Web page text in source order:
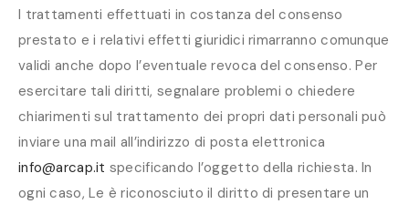
I trattamenti effettuati in costanza del consenso
prestato e i relativi effetti giuridici rimarranno comunque
validi anche dopo l’eventuale revoca del consenso. Per
esercitare tali diritti, segnalare problemi o chiedere
chiarimenti sul trattamento dei propri dati personali può
inviare una mail all’indirizzo di posta elettronica
info@arcap.it specificando l’oggetto della richiesta. In
ogni caso, Le è riconosciuto il diritto di presentare un